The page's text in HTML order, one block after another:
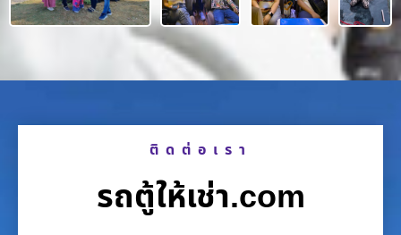
ติดต่อเรา
รถตู้ให้เช่า.com